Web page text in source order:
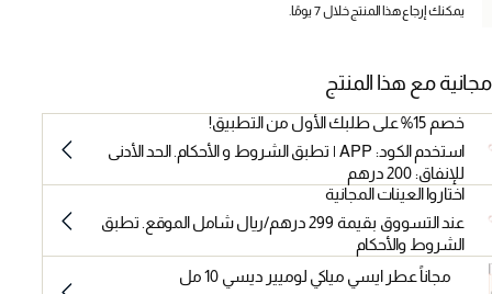
يمكنك إرجاع هذا المنتج خلال 7 يومًا.
مع هذا المنتج
خصم 15% على طلبك الأول من التطبيق!
استخدم الكود: APP | تطبق الشروط و الأحكام. الحد الأدنى
للإنفاق: 200 درهم
اختاروا العينات المجانية
عند التسووق بقيمة 299 درهم/ريال شامل الموقع. تطبق
الشروط والأحكام
مجاناً عطر ايسي مياكي لوميير ديسي 10 مل